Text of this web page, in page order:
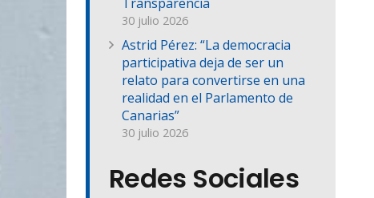
30 julio 2026
Astrid Pérez: “La democracia
participativa deja de ser un
relato para convertirse en una
realidad en el Parlamento de
Canarias”
30 julio 2026
Redes Sociales